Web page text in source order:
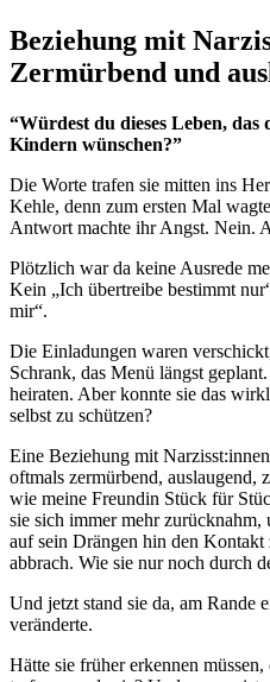
Beziehung mit
Zermürbend und
“Würdest du dieses Leben, das
Kindern wünschen?”
Die Worte trafen sie mitten ins
Kehle, denn zum ersten Mal
Antwort machte ihr Angst. Nein.
Plötzlich war da keine Ausrede
Kein „Ich übertreibe bestimmt
mir“.
Die Einladungen waren
Schrank, das Menü längst
heiraten. Aber konnte sie das
selbst zu schützen?
Eine Beziehung mit
oftmals zermürbend, auslaugend,
wie meine Freundin Stück für
sie sich immer mehr
auf sein Drängen hin den Kontakt
abbrach. Wie sie nur noch durch
Und jetzt stand sie da, am Rande
veränderte.
Hätte sie früher erkennen